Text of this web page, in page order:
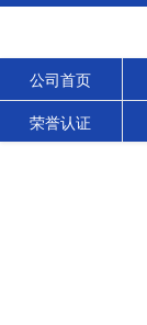
公司首页
荣誉认证